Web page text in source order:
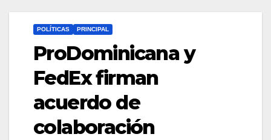
POLÍTICAS PRINCIPAL
ProDominicana y
FedEx firman
acuerdo de
colaboración